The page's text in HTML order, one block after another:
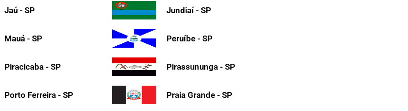
Jaú - SP Jundiaí - SP
Mauá - SP Peruíbe - SP
Piracicaba - SP Pirassununga - SP
Porto Ferreira - SP Praia Grande - SP